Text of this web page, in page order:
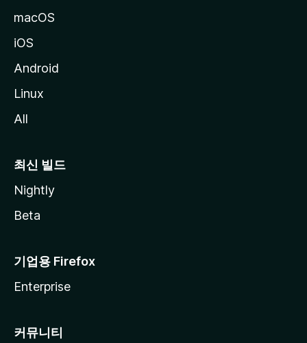
macOS
iOS
Android
Linux
All
최신 빌드
Nightly
Beta
기업용 Firefox
Enterprise
커뮤니티